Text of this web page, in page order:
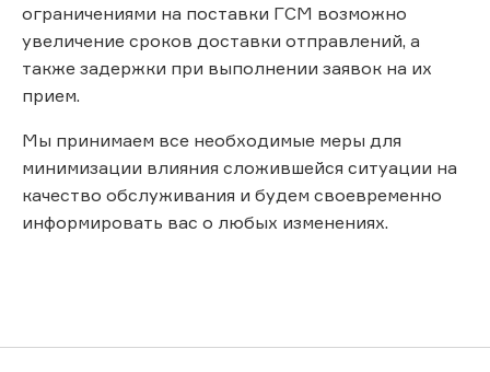
ограничениями на поставки ГСМ возможно
увеличение сроков доставки отправлений, а
также задержки при выполнении заявок на их
прием.
Мы принимаем все необходимые меры для
минимизации влияния сложившейся ситуации на
качество обслуживания и будем своевременно
информировать вас о любых изменениях.